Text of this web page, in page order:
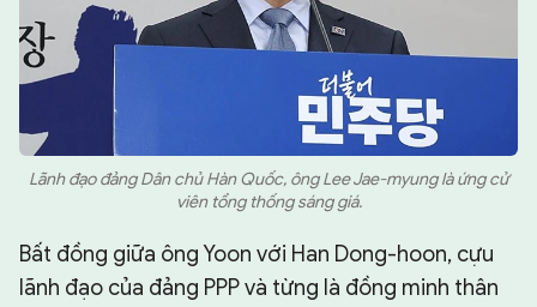
Lãnh đạo đảng Dân chủ Hàn Quốc, ông Lee Jae-myung là ứng cử
viên tổng thống sáng giá.
Bất đồng giữa ông Yoon với Han Dong-hoon, cựu
lãnh đạo của đảng PPP và từng là đồng minh thân